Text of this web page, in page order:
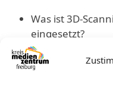
Was ist 3D-
eingesetzt?
Wie funktioniert
Einführung in